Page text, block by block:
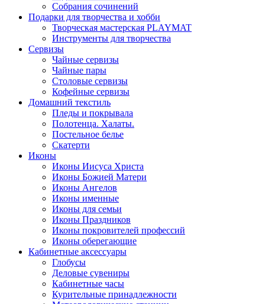
Собрания сочинений
Подарки для творчества и хобби
Творческая мастерская PLAYMAT
Инструменты для творчества
Cервизы
Чайные сервизы
Чайные пары
Столовые сервизы
Кофейные сервизы
Домашний текстиль
Пледы и покрывала
Полотенца. Халаты.
Постельное белье
Скатерти
Иконы
Иконы Иисуса Христа
Иконы Божией Матери
Иконы Ангелов
Иконы именные
Иконы для семьи
Иконы Праздников
Иконы покровителей профессий
Иконы оберегающие
Кабинетные аксессуары
Глобусы
Деловые сувениры
Кабинетные часы
Курительные принадлежности